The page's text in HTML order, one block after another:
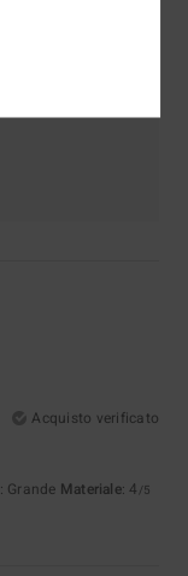
Acquisto verificato
: Grande Materiale: 4 /5